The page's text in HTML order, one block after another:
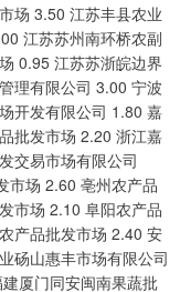
场 3.50 江苏丰县农业
江苏苏州南环桥农副
0.95 江苏苏浙皖边界
理有限公司 3.00 宁波
开发有限公司 1.80 嘉
批发市场 2.20 浙江嘉
交易市场有限公司
市场 2.60 亳州农产品
市场 2.10 阜阳农产品
产品批发市场 2.40 安
砀山惠丰市场有限公司
厦门同安闽南果蔬批